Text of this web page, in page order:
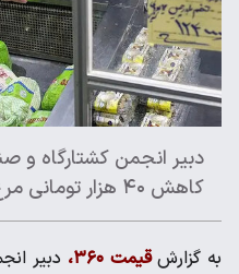
دبیر انجمن کشتارگاه و
کاهش ۴۰ هزار تومانی مرغ در بازار خبر داد
به گزارشقیمت ۳۶۰،
دبیر